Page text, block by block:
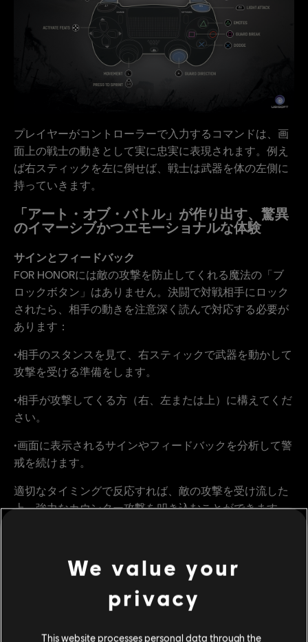
プレイヤーがコントローラーで入力するコマンドは、画
面上の戦士の動きとして実に忠実に表現されます。例え
ば右スティックを左に倒せば、戦士は武器を体の左側に
持っていきます。
「アート・オブ・バトル」が作り出す、驚異
のイマーシブかつエモーショナルな体験
サインとフィードバック
FOR HONORには敵の攻撃を防止してくれる魔法の「ブ
ロックボタン」はありません。決闘で対戦相手にロック
されたら、相手の動きを注意深く読んで対応する必要が
あります：
•相手のスタンスを見て、右スティックで武器を動かして
攻撃を受ける準備をします。
•相手が攻撃してくる方（右、左または上）に構えてくだ
さい。
•画面に表示されるサインやフィードバックを分析して警
戒を続けます。
適切なタイミングで反応すれば、敵の攻撃を受け流した
上、強力なカウンター攻撃を叩き込むことができます。
言わせることができるでしょう。
We value your
privacy
This website processes personal data through the